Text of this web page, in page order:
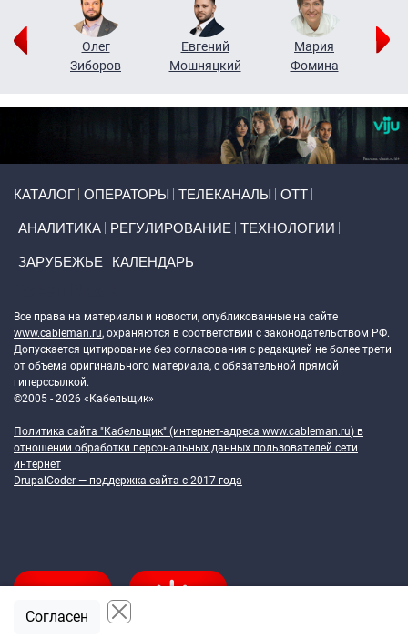
Олег
Зиборов
Евгений
Мошняцкий
Мария
Фомина
КАТАЛОГ ОПЕРАТОРЫ ТЕЛЕКАНАЛЫ ОТТ
АНАЛИТИКА РЕГУЛИРОВАНИЕ ТЕХНОЛОГИИ
ЗАРУБЕЖЬЕ КАЛЕНДАРЬ
Все права на материалы и новости, опубликованные на сайте
www.cableman.ru, охраняются в соответствии с законодательством РФ.
Допускается цитирование без согласования с редакцией не более трети
от объема оригинального материала, с обязательной прямой
гиперссылкой.
©2005 - 2026 «Кабельщик»
Политика сайта "Кабельщик" (интернет-адреса www.cableman.ru) в
отношении обработки персональных данных пользователей сети
интернет
DrupalCoder — поддержка сайта c 2017 года
Согласен